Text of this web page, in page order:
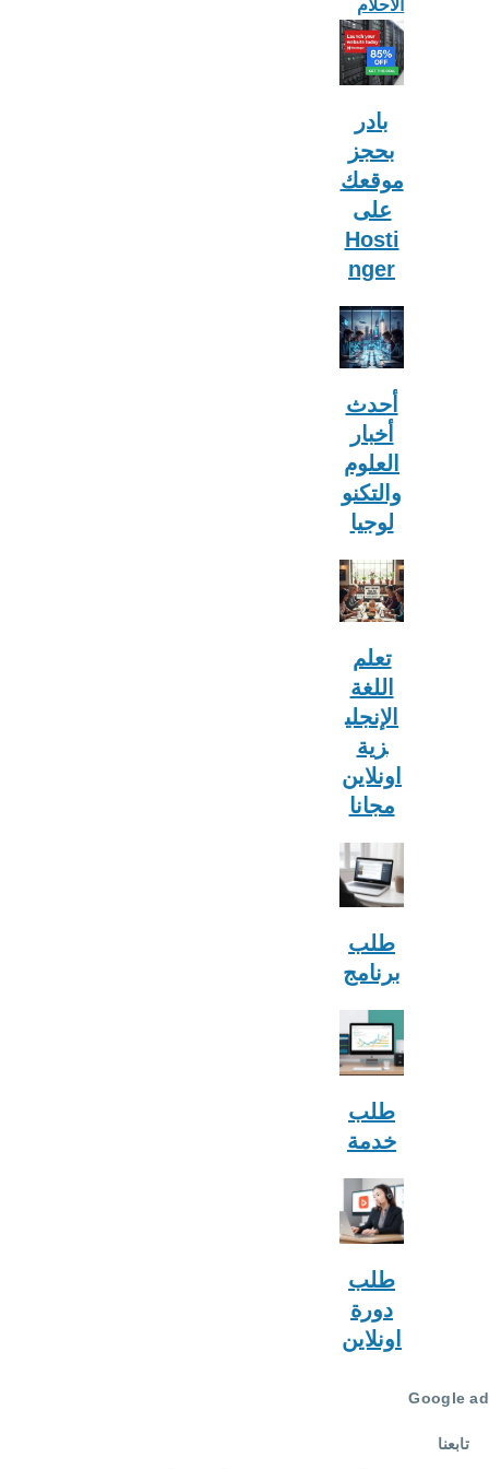
الأحلام
بادر
بحجز
موقعك
على
Hosti
nger
أحدث
أخبار
العلوم
والتكنو
لوجيا
تعلم
اللغة
الإنجلي
زية
اونلاين
مجانا
طلب
برنامج
طلب
خدمة
طلب
دورة
اونلاين
Google
تابعنا